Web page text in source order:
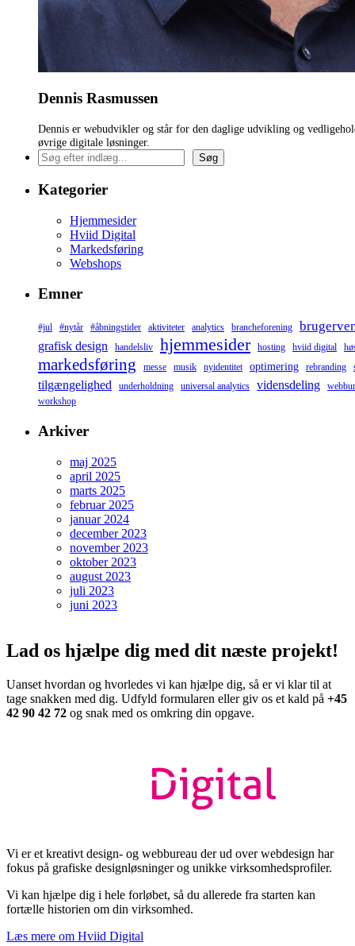
Dennis Rasmussen
Dennis er webudvikler og står for den daglige udvikling og
øvrige digitale løsninger.
Søg
Kategorier
Hjemmesider
Hviid Digital
Markedsføring
Webshops
Emner
#jul #nytår #åbningstider aktiviteter analytics brancheforening
grafisk design handelsliv hjemmesider hosting hviid digital
markedsføring messe musik nyidentitet optimering rebranding
tilgængelighed underholdning universal analytics vidensdeling
workshop
Arkiver
maj 2025
april 2025
marts 2025
februar 2025
januar 2024
december 2023
november 2023
oktober 2023
august 2023
juli 2023
juni 2023
Lad os hjælpe dig med dit næste projekt!
Uanset hvordan og hvorledes vi kan hjælpe dig, så er vi klar til at
tage snakken med dig. Udfyld formularen eller giv os et kald på +45
42 90 42 72 og snak med os omkring din opgave.
Vi er et kreativt design- og webbureau der ud over webdesign har
fokus på grafiske designløsninger og unikke virksomhedsprofiler.
Vi kan hjælpe dig i hele forløbet, så du allerede fra starten kan
fortælle historien om din virksomhed.
Læs mere om Hviid Digital